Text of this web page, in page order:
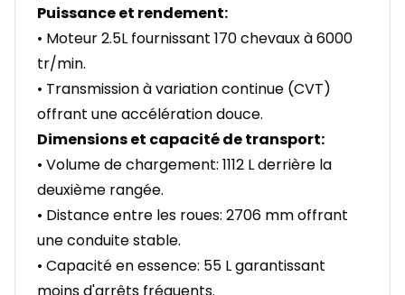
Puissance et rendement:
• Moteur 2.5L fournissant 170 chevaux à 6000
tr/min.
• Transmission à variation continue (CVT)
offrant une accélération douce.
Dimensions et capacité de transport:
• Volume de chargement: 1112 L derrière la
deuxième rangée.
• Distance entre les roues: 2706 mm offrant
une conduite stable.
• Capacité en essence: 55 L garantissant